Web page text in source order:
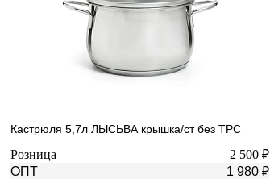
Кастрюля 5,7л ЛЫСЬВА крышка/ст без ТРС
Розница
2 500 ₽
ОПТ
1 980 ₽